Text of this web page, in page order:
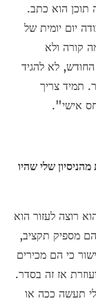
תוכן הוא כתב.
יום יומית של
קורה ולא
לא להגיד
תמיד צריך
אישי".
שלי שהיו
רוצה לעזור הוא
מספיק תקציב,
כי הם מכירים
אז זה בסדר.
תעשה ככה או